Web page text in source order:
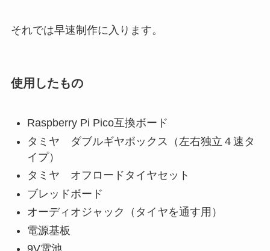
それでは早速制作に入ります。
使用したもの
Raspberry Pi Pico互換ボード
タミヤ ダブルギヤボックス（左右独立４速タ
イプ）
タミヤ オフロードタイヤセット
ブレッドボード
オーディオジャック（タイヤを通す用）
電源基板